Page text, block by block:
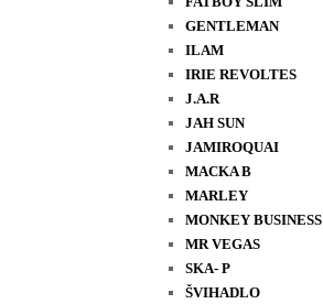
GENTLEMAN
ILAM
IRIE REVOLTES
J.A.R
JAH SUN
JAMIROQUAI
MACKA B
MARLEY
MONKEY BUSINESS
MR VEGAS
SKA- P
ŠVIHADLO